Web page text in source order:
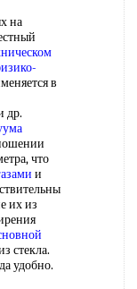
на
в
др.
что
и
их из
стекла.
удобно.